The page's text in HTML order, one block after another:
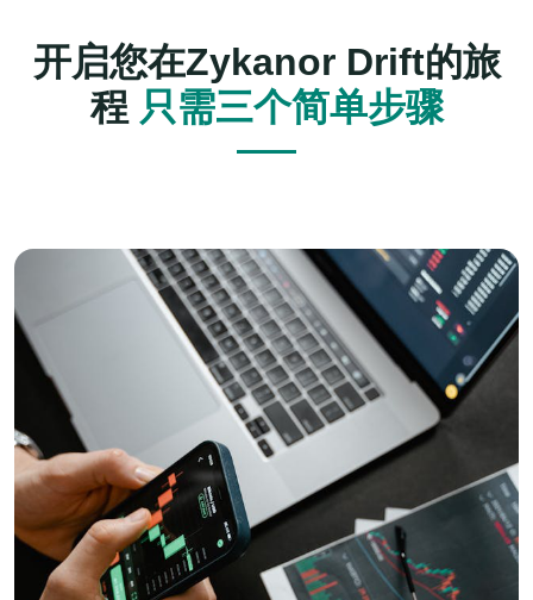
开启您在Zykanor Drift的旅
程 只需三个简单步骤